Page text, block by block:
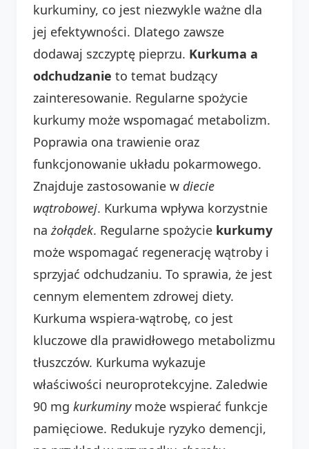
kurkuminy, co jest niezwykle ważne dla
jej efektywności. Dlatego zawsze
dodawaj szczyptę pieprzu. Kurkuma a
odchudzanie to temat budzący
zainteresowanie. Regularne spożycie
kurkumy może wspomagać metabolizm.
Poprawia ona trawienie oraz
funkcjonowanie układu pokarmowego.
Znajduje zastosowanie w diecie
wątrobowej. Kurkuma wpływa korzystnie
na żołądek. Regularne spożycie kurkumy
może wspomagać regenerację wątroby i
sprzyjać odchudzaniu. To sprawia, że jest
cennym elementem zdrowej diety.
Kurkuma wspiera-wątrobę, co jest
kluczowe dla prawidłowego metabolizmu
tłuszczów. Kurkuma wykazuje
właściwości neuroprotekcyjne. Zaledwie
90 mg kurkuminymoże wspierać funkcje
pamięciowe. Redukuje ryzyko demencji,